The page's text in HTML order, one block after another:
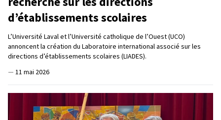
d’établissements scolaires
L’Université Laval et l’Université catholique de l’Ouest (UCO)
annoncent la création du Laboratoire international associé sur les
directions d’établissements scolaires (LIADES).
— 11 mai 2026